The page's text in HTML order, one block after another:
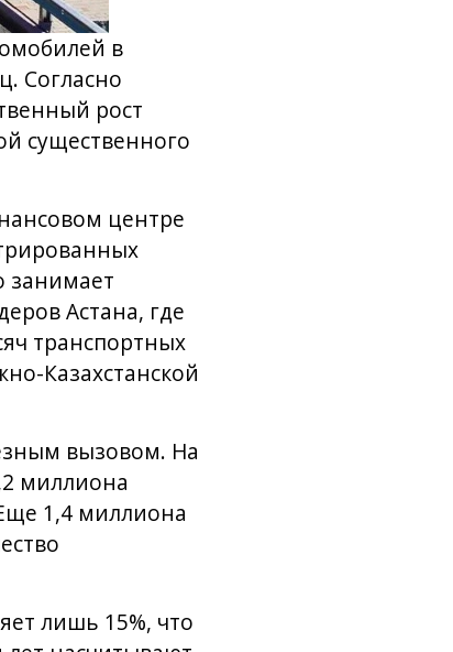
в
Согласно
рост
существенного
центре
занимает
Астана, где
транспортных
Казахстанской
вызовом. На
миллиона
1,4 миллиона
лишь 15%, что